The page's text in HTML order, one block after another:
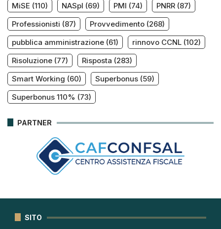
MiSE (110) NASpI (69) PMI (74) PNRR (87)
Professionisti (87) Provvedimento (268)
pubblica amministrazione (61) rinnovo CCNL (102)
Risoluzione (77) Risposta (283)
Smart Working (60) Superbonus (59)
Superbonus 110% (73)
PARTNER
SITO